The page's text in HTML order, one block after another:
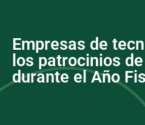
Empresas de
los patrocinios
durante el Año